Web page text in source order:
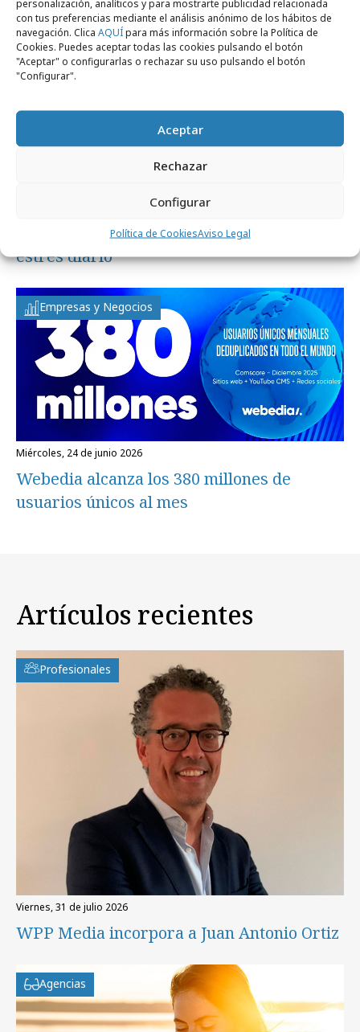
personalización, analíticos y para mostrarte publicidad relacionada
con tus preferencias mediante el análisis anónimo de los hábitos de
navegación. Clica AQUÍpara más información sobre la Política de
Cookies. Puedes aceptar todas las cookies pulsando el botón
"Aceptar" o configurarlas o rechazar su uso pulsando el botón
"Configurar".
Aceptar
Rechazar
Configurar
Política de CookiesAviso Legal
El gaming como vía de escape frente al
estrés diario
Empresas y Negocios
miércoles, 24 de junio 2026
Webedia alcanza los 380 millones de
usuarios únicos al mes
Artículos recientes
Profesionales
viernes, 31 de julio 2026
WPP Media incorpora a Juan Antonio Ortiz
Agencias